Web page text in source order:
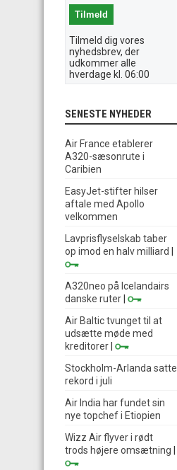
Tilmeld dig vores
nyhedsbrev, der
udkommer alle
hverdage kl. 06:00
SENESTE NYHEDER
Air France etablerer
A320-sæsonrute i
Caribien
EasyJet-stifter hilser
aftale med Apollo
velkommen
Lavprisflyselskab taber
op imod en halv milliard
A320neo på Icelandairs
danske ruter
Air Baltic tvunget til at
udsætte møde med
kreditorer
Stockholm-Arlanda satte
rekord i juli
Air India har fundet sin
nye topchef i Etiopien
Wizz Air flyver i rødt
trods højere omsætning